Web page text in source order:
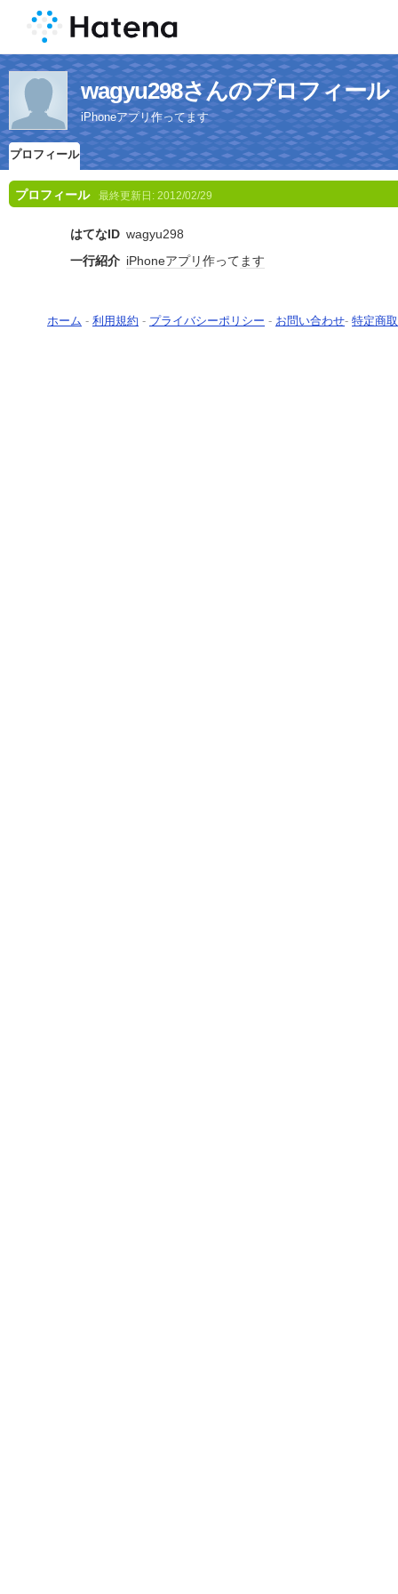
wagyu298さんのプロフィール
iPhoneアプリ作ってます
プロフィール
プロフィール 最終更新日: 2012/02/29
はてなID wagyu298
一行紹介 iPhoneアプリ作ってます
ホーム - 利用規約 - プライバシーポリシー - お問い合わせ- 特定商